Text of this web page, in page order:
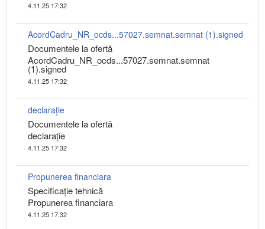
4.11.25 17:32
AcordCadru_NR_ocds...57027.semnat.semnat (1).signed
Documentele la ofertă
AcordCadru_NR_ocds...57027.semnat.semnat
(1).signed
4.11.25 17:32
declarație
Documentele la ofertă
declarație
4.11.25 17:32
Propunerea financiara
Specificaţie tehnică
Propunerea financiara
4.11.25 17:32